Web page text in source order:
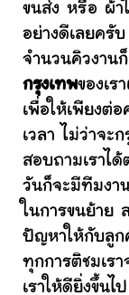
ขนส่ง หรือ ผ้า
อย่างดีเลยครับ
จำนวนคิวงาน
กรุงเทพของเร
เพื่อให้เพียงต่
เวลา ไม่ว่าจะ
สอบถามเราไ
วันก็จะมีทีมงา
ในการขนย้าย
ปัญหาให้กับลูก
ทุกการติชมเรา
เราให้ดียิ่งขึ้นไป